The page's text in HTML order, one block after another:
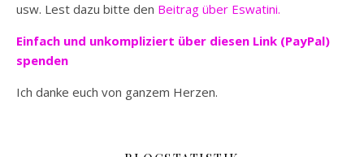
usw. Lest dazu bitte den Beitrag über Eswatini.
Einfach und unkompliziert über diesen Link (PayPal)
spenden
Ich danke euch von ganzem Herzen.